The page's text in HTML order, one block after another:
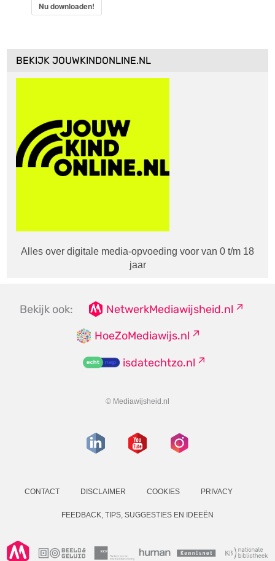
Nu downloaden!
BEKIJK JOUWKINDONLINE.NL
Alles over digitale media-opvoeding voor van 0 t/m 18
jaar
Bekijk ook:
NetwerkMediawijsheid.nl
HoeZoMediawijs.nl
isdatechtzo.nl
© Mediawijsheid.nl
CONTACT DISCLAIMER COOKIES PRIVACY
FEEDBACK, TIPS, SUGGESTIES EN IDEEËN